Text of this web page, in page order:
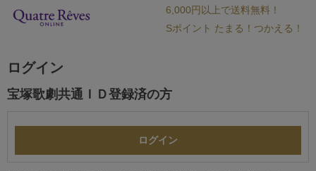
6,000円以上で送料無料！
Sポイント たまる！つかえる！
ログイン
宝塚歌劇共通ＩＤ登録済の方